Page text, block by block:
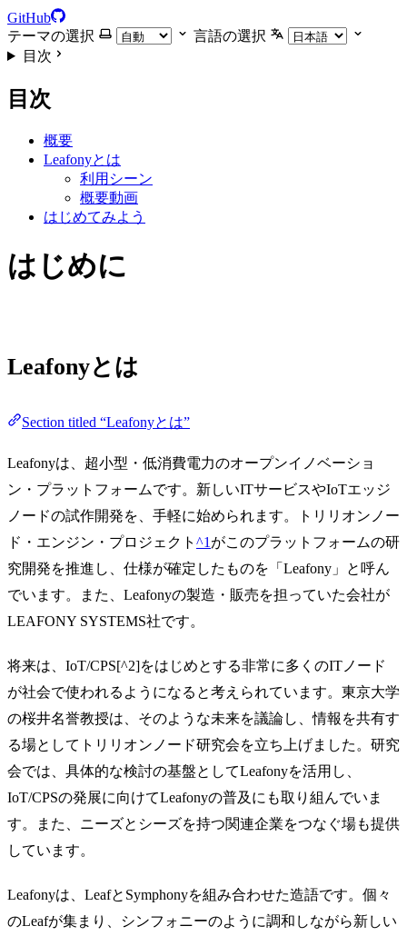
GitHub
テーマの選択
言語の選択
目次
目次
概要
Leafonyとは
利用シーン
概要動画
はじめてみよう
はじめに
Leafonyとは
Section titled “Leafonyとは”
Leafonyは、超小型・低消費電力のオープンイノベーショ
ン・プラットフォームです。新しいITサービスやIoTエッジ
ノードの試作開発を、手軽に始められます。トリリオンノー
ド・エンジン・プロジェクト ^1 がこのプラットフォームの研
究開発を推進し、仕様が確定したものを「Leafony」と呼ん
でいます。また、Leafonyの製造・販売を担っていた会社が
LEAFONY SYSTEMS社です。
将来は、IoT/CPS[^2]をはじめとする非常に多くのITノード
が社会で使われるようになると考えられています。東京大学
の桜井名誉教授は、そのような未来を議論し、情報を共有す
る場としてトリリオンノード研究会を立ち上げました。研究
会では、具体的な検討の基盤としてLeafonyを活用し、
IoT/CPSの発展に向けてLeafonyの普及にも取り組んでいま
す。また、ニーズとシーズを持つ関連企業をつなぐ場も提供
しています。
Leafonyは、LeafとSymphonyを組み合わせた造語です。個々
のLeafが集まり、シンフォニーのように調和しながら新しい